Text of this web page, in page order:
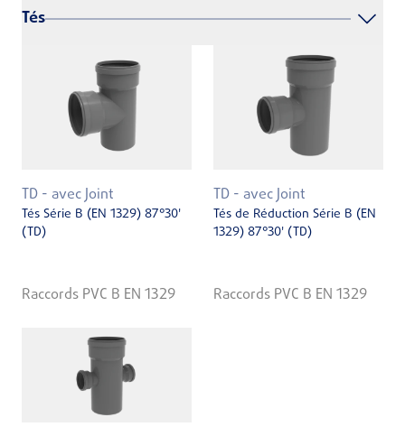
Tés
TD - avec Joint
Tés Série B (EN 1329) 87°30'
(TD)
Raccords PVC B EN 1329
TD - avec Joint
Tés de Réduction Série B (EN
1329) 87°30' (TD)
Raccords PVC B EN 1329